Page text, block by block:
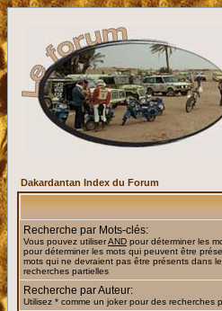
Dakardantan Index du Forum
Recherche par Mots-clés:
Vous pouvez utiliserAND pour déterminer les
pour déterminer les mots qui peuvent être
mots qui ne devraient pas être présents dans
recherches partielles
Recherche par Auteur:
Utilisez * comme un joker pour des recherches